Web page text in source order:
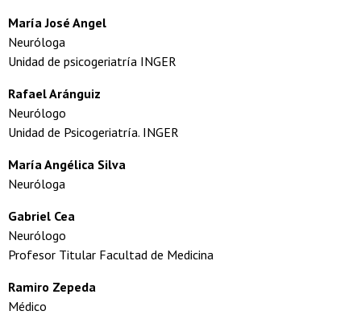
María José Angel
Neuróloga
Unidad de psicogeriatría INGER
RafaelAránguiz
Neurólogo
Unidad de Psicogeriatría. INGER
María Angélica Silva
Neuróloga
Gabriel Cea
Neurólogo
Profesor Titular Facultad de Medicina
Ramiro Zepeda
Médico